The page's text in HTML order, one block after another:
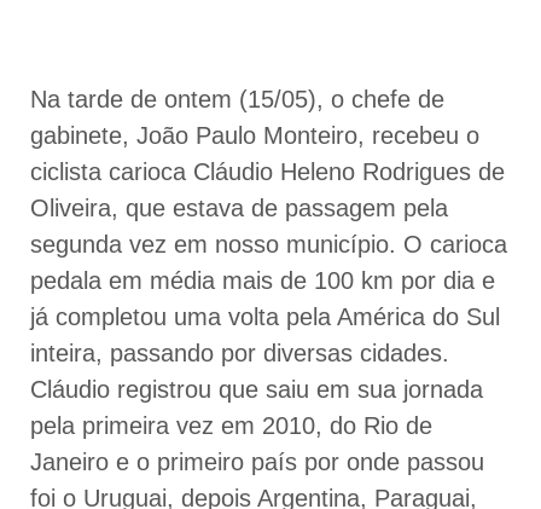
Na tarde de ontem (15/05), o chefe de
gabinete, João Paulo Monteiro, recebeu o
ciclista carioca Cláudio Heleno Rodrigues de
Oliveira, que estava de passagem pela
segunda vez em nosso município. O carioca
pedala em média mais de 100 km por dia e
já completou uma volta pela América do Sul
inteira, passando por diversas cidades.
Cláudio registrou que saiu em sua jornada
pela primeira vez em 2010, do Rio de
Janeiro e o primeiro país por onde passou
foi o Uruguai, depois Argentina, Paraguai,